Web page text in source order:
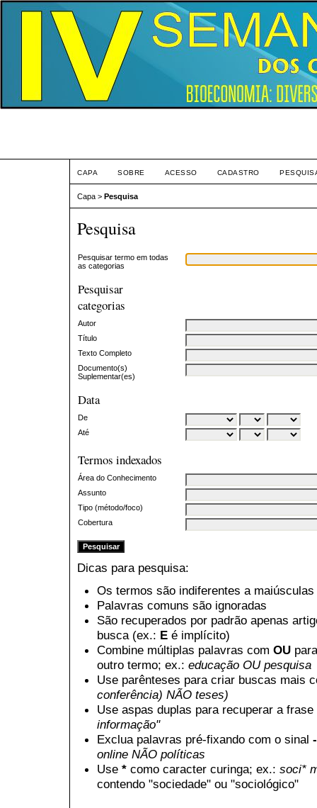
CAPA SOBRE ACESSO CADASTRO
Capa > Pesquisa
Pesquisa
Pesquisar termo em todas
as categorias
Pesquisar
categorias
Autor
Título
Texto Completo
Documento(s)
Suplementar(es)
Data
De
Até
Termos indexados
Área do Conhecimento
Assunto
Tipo (método/foco)
Cobertura
Dicas para pesquisa:
Os termos são indiferentes a
Palavras comuns são ignoradas
São recuperados por padrão apenas
busca (ex.: E é implícito)
Combine múltiplas palavras com OU
outro termo; ex.: educação OU pesquisa
Use parênteses para criar buscas mais
conferência) NÃO teses)
Use aspas duplas para recuperar a
informação"
Exclua palavras pré-fixando com o sinal -
online NÃO políticas
Use * como caracter curinga; ex.: soci*
contendo "sociedade" ou "sociológico"